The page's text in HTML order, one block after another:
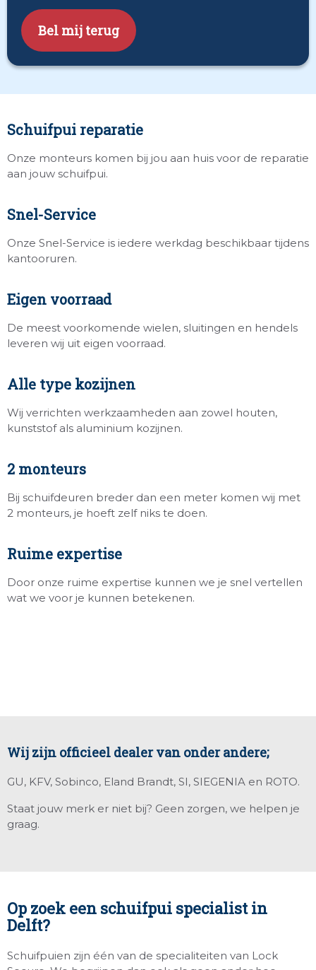
Schuifpui reparatie
Onze monteurs komen bij jou aan huis voor de reparatie
aan jouw schuifpui.
Snel-Service
Onze Snel-Service is iedere werkdag beschikbaar tijdens
kantooruren.
Eigen voorraad
De meest voorkomende wielen, sluitingen en hendels
leveren wij uit eigen voorraad.
Alle type kozijnen
Wij verrichten werkzaamheden aan zowel houten,
kunststof als aluminium kozijnen.
2 monteurs
Bij schuifdeuren breder dan een meter komen wij met
2 monteurs, je hoeft zelf niks te doen.
Ruime expertise
Door onze ruime expertise kunnen we je snel vertellen
wat we voor je kunnen betekenen.
Wij zijn officieel dealer van onder andere;
GU, KFV, Sobinco, Eland Brandt, SI, SIEGENIA en ROTO.
Staat jouw merk er niet bij? Geen zorgen, we helpen je
graag.
Op zoek een schuifpui specialist in
Delft?
Schuifpuien zijn één van de specialiteiten van Lock